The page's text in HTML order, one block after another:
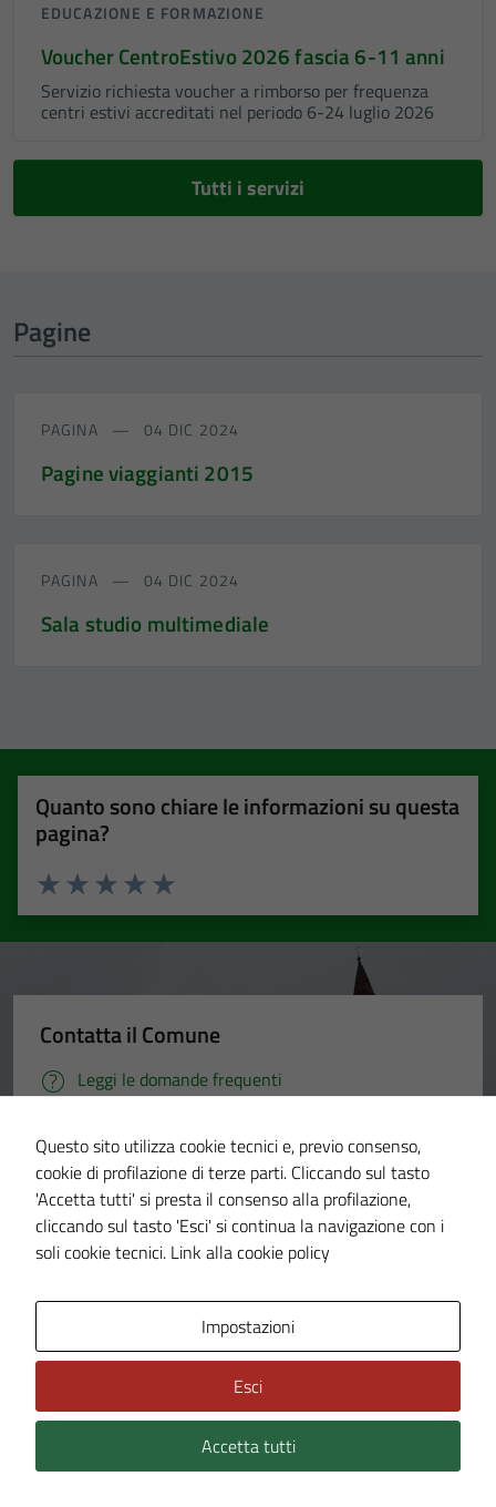
EDUCAZIONE E FORMAZIONE
Voucher CentroEstivo 2026 fascia 6-11 anni
Servizio richiesta voucher a rimborso per frequenza
centri estivi accreditati nel periodo 6-24 luglio 2026
Tutti i servizi
Pagine
PAGINA 04 DIC 2024
Pagine viaggianti 2015
PAGINA 04 DIC 2024
Sala studio multimediale
Quanto sono chiare le informazioni su questa
pagina?
Valuta 5 stelle su 5
Valuta 4 stelle su 5
Valuta 3 stelle su 5
Valuta 2 stelle su 5
Valuta 1 stelle su 5
Contatta il Comune
Leggi le domande frequenti
Prenota appuntamento
Problemi in città
Questo sito utilizza cookie tecnici e, previo consenso,
cookie di profilazione di terze parti. Cliccando sul tasto
'Accetta tutti' si presta il consenso alla profilazione,
cliccando sul tasto 'Esci' si continua la navigazione con i
soli cookie tecnici. Link alla cookie policy
Impostazioni
Esci
Accetta tutti